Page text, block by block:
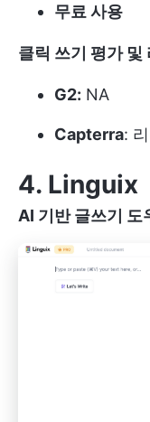
무료 사용
클릭 쓰기 평가 및
G2: NA
Capterra:
4. Linguix
AI 기반 글쓰기 도